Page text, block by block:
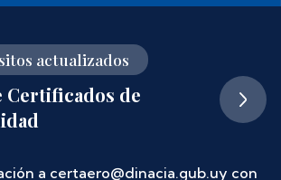
actualizados
Certificados de
a certaero@dinacia.gub.uy con